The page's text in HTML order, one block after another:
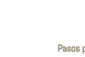
Pasos